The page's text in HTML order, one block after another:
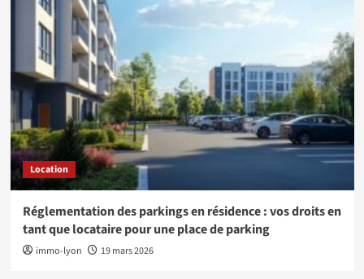
Location
Réglementation des parkings en résidence : vos droits en
tant que locataire pour une place de parking
immo-lyon 19 mars 2026